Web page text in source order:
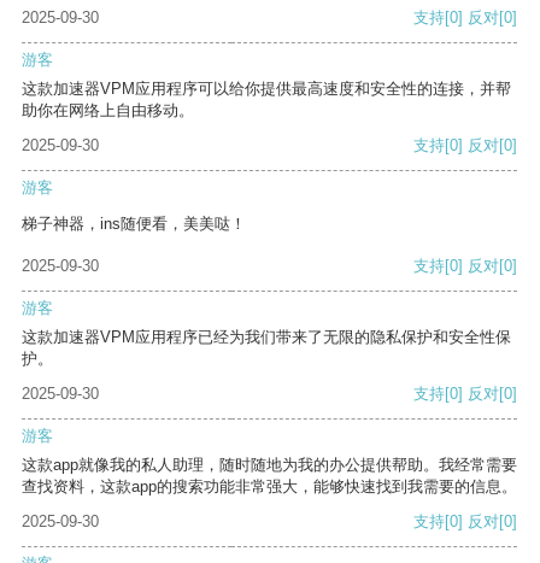
2025-09-30 支持[0] 反对[0]
游客
这款加速器VPM应用程序可以给你提供最高速度和安全性的连接，并帮
助你在网络上自由移动。
2025-09-30
支持[0] 反对[0]
游客
梯子神器，ins随便看，美美哒！
2025-09-30 支持[0] 反对[0]
游客
这款加速器VPM应用程序已经为我们带来了无限的隐私保护和安全性保
护。
2025-09-30
支持[0] 反对[0]
游客
这款app就像我的私人助理，随时随地为我的办公提供帮助。我经常需要
查找资料，这款app的搜索功能非常强大，能够快速找到我需要的信息。
2025-09-30
支持[0] 反对[0]